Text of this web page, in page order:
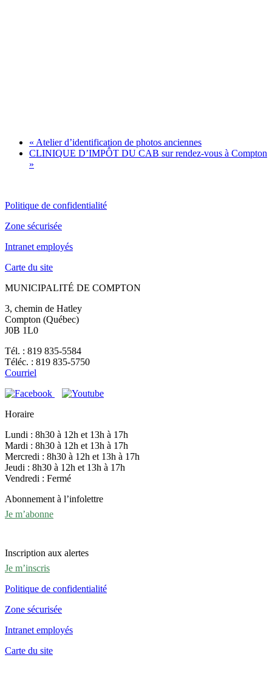
« Atelier d’identification de photos anciennes
CLINIQUE D’IMPÔT DU CAB sur rendez-vous à Compton
»
Politique de confidentialité
Zone sécurisée
Intranet employés
Carte du site
MUNICIPALITÉ DE COMPTON
3, chemin de Hatley
Compton (Québec)
J0B 1L0
Tél. : 819 835-5584
Téléc. : 819 835-5750
Courriel
Horaire
Lundi : 8h30 à 12h et 13h à 17h
Mardi : 8h30 à 12h et 13h à 17h
Mercredi : 8h30 à 12h et 13h à 17h
Jeudi : 8h30 à 12h et 13h à 17h
Vendredi : Fermé
Abonnement à l’infolettre
Je m’abonne
Inscription aux alertes
Je m’inscris
Politique de confidentialité
Zone sécurisée
Intranet employés
Carte du site